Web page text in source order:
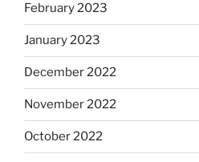
February 2023
January 2023
December 2022
November 2022
October 2022